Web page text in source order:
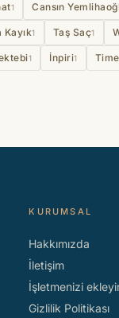
1 Cansın
Kayık1 Taş Saç1
1 İnpiri1
KURUMSAL
Hakkımızda
İletişim
İşletmenizi
Gizlilik Politikası